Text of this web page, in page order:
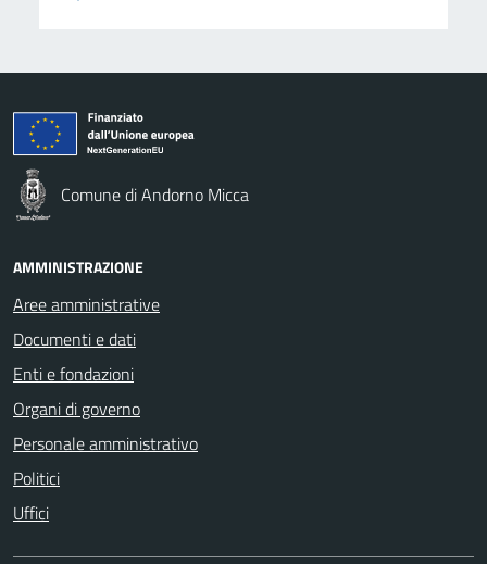
Comune di Andorno Micca
AMMINISTRAZIONE
Aree amministrative
Documenti e dati
Enti e fondazioni
Organi di governo
Personale amministrativo
Politici
Uffici